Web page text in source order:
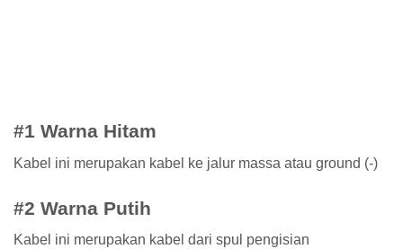
#1 Warna Hitam
Kabel ini merupakan kabel ke jalur massa atau ground (-)
#2 Warna Putih
Kabel ini merupakan kabel dari spul pengisian